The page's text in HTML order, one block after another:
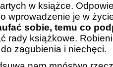
w książce.
wprowadzenie je w
sobie, temu co
rady książkowe.
zagubienia i niechęci.